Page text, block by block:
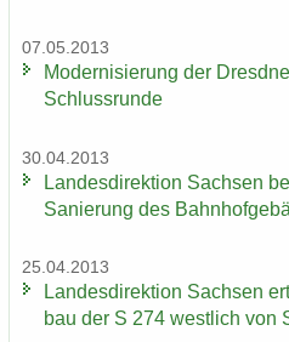
07.05.2013
Mo­der­ni­sie­rung der
Schluss­run­de
30.04.2013
Lan­des­di­rek­ti­on Sach­sen
Sa­nie­rung des
25.04.2013
Lan­des­di­rek­ti­on Sach­sen
bau der S 274 west­lich von